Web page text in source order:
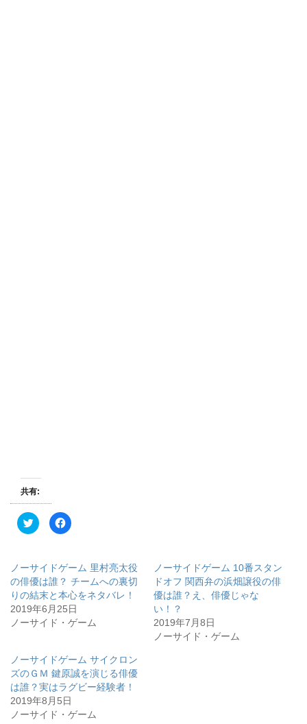
共有:
ク
リ
T
w
i
t
t
e
r
で
新
し
い
ウ
ィ
ン
ド
ウ
F
a
o
o
で
共
有
す
る
に
ッ
ク
し
て
く
だ
さ
い
ノーサイドゲーム 里村亮太役
の俳優は誰？ チームへの裏切
りの結末と本心をネタバレ！
2019年6月25日
ノーサイド・ゲーム
ノーサイドゲーム 10番スタン
ドオフ 関西弁の浜畑譲役の俳
優は誰？え、俳優じゃな
い！？
2019年7月8日
ノーサイド・ゲーム
ノーサイドゲーム サイクロン
ズのＧＭ 鍵原誠を演じる俳優
は誰？実はラグビー経験者！
2019年8月5日
ノーサイド・ゲーム